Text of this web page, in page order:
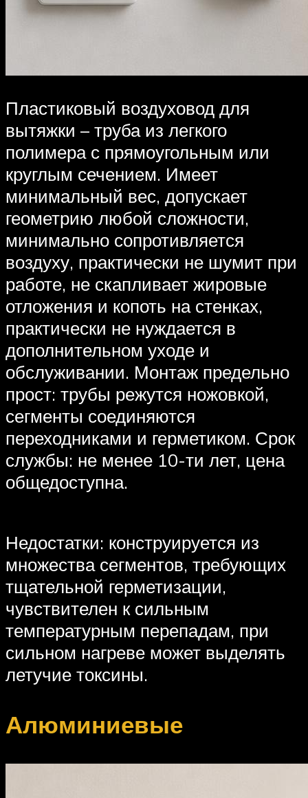
Пластиковый воздуховод для
вытяжки – труба из легкого
полимера с прямоугольным или
круглым сечением. Имеет
минимальный вес, допускает
геометрию любой сложности,
минимально сопротивляется
воздуху, практически не шумит при
работе, не скапливает жировые
отложения и копоть на стенках,
практически не нуждается в
дополнительном уходе и
обслуживании. Монтаж предельно
прост: трубы режутся ножовкой,
сегменты соединяются
переходниками и герметиком. Срок
службы: не менее 10-ти лет, цена
общедоступна.
Недостатки: конструируется из
множества сегментов, требующих
тщательной герметизации,
чувствителен к сильным
температурным перепадам, при
сильном нагреве может выделять
летучие токсины.
Алюминиевые